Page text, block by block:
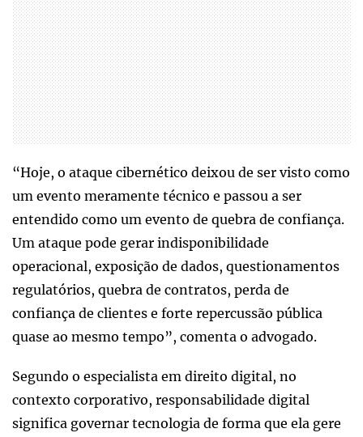
“Hoje, o ataque cibernético deixou de ser visto como
um evento meramente técnico e passou a ser
entendido como um evento de quebra de confiança.
Um ataque pode gerar indisponibilidade
operacional, exposição de dados, questionamentos
regulatórios, quebra de contratos, perda de
confiança de clientes e forte repercussão pública
quase ao mesmo tempo”, comenta o advogado.
Segundo o especialista em direito digital, no
contexto corporativo, responsabilidade digital
significa governar tecnologia de forma que ela gere